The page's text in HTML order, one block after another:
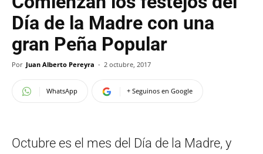
Día de la Madre con una
gran Peña Popular
Por Juan Alberto Pereyra - 2 octubre, 2017
WhatsApp + Seguinos en Google
Octubre es el mes del Día de la Madre, y